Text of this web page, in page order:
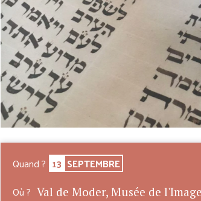
Quand ? 13 SEPTEMBRE
Où ? Val de Moder, Musée de